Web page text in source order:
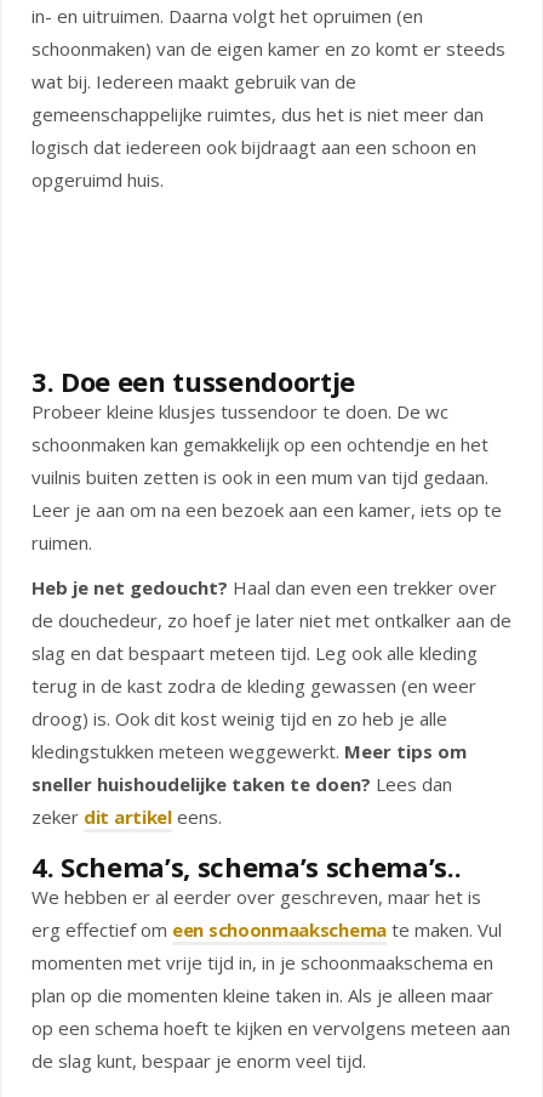
in- en uitruimen. Daarna volgt het opruimen (en
schoonmaken) van de eigen kamer en zo komt er steeds
wat bij. Iedereen maakt gebruik van de
gemeenschappelijke ruimtes, dus het is niet meer dan
logisch dat iedereen ook bijdraagt aan een schoon en
opgeruimd huis.
3. Doe een tussendoortje
Probeer kleine klusjes tussendoor te doen. De wc
schoonmaken kan gemakkelijk op een ochtendje en het
vuilnis buiten zetten is ook in een mum van tijd gedaan.
Leer je aan om na een bezoek aan een kamer, iets op te
ruimen.
Heb je net gedoucht? Haal dan even een trekker over
de douchedeur, zo hoef je later niet met ontkalker aan de
slag en dat bespaart meteen tijd. Leg ook alle kleding
terug in de kast zodra de kleding gewassen (en weer
droog) is. Ook dit kost weinig tijd en zo heb je alle
kledingstukken meteen weggewerkt. Meer tips om
sneller huishoudelijke taken te doen? Lees dan
zeker dit artikeleens.
4. Schema’s, schema’s schema’s..
We hebben er al eerder over geschreven, maar het is
erg effectief om een schoonmaakschema te maken. Vul
momenten met vrije tijd in, in je schoonmaakschema en
plan op die momenten kleine taken in. Als je alleen maar
op een schema hoeft te kijken en vervolgens meteen aan
de slag kunt, bespaar je enorm veel tijd.